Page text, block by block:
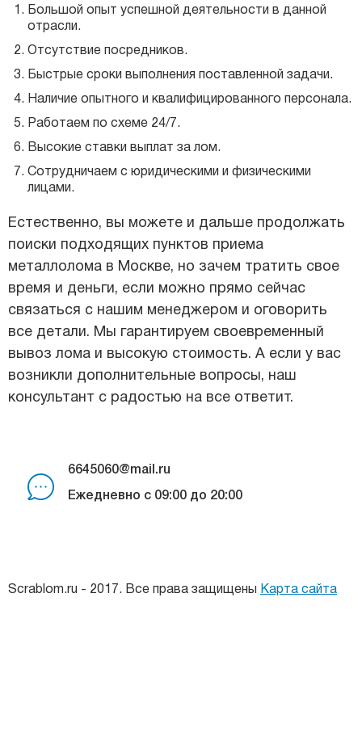
Большой опыт успешной деятельности в данной
отрасли.
Отсутствие посредников.
Быстрые сроки выполнения поставленной задачи.
Наличие опытного и квалифицированного персонала.
Работаем по схеме 24/7.
Высокие ставки выплат за лом.
Сотрудничаем с юридическими и физическими
лицами.
Естественно, вы можете и дальше продолжать
поиски подходящих пунктов приема
металлолома в Москве, но зачем тратить свое
время и деньги, если можно прямо сейчас
связаться с нашим менеджером и оговорить
все детали. Мы гарантируем своевременный
вывоз лома и высокую стоимость. А если у вас
возникли дополнительные вопросы, наш
консультант с радостью на все ответит.
6645060@mail.ru
Ежедневно с 09:00 до 20:00
Scrablom.ru - 2017. Все права защищены Карта сайта